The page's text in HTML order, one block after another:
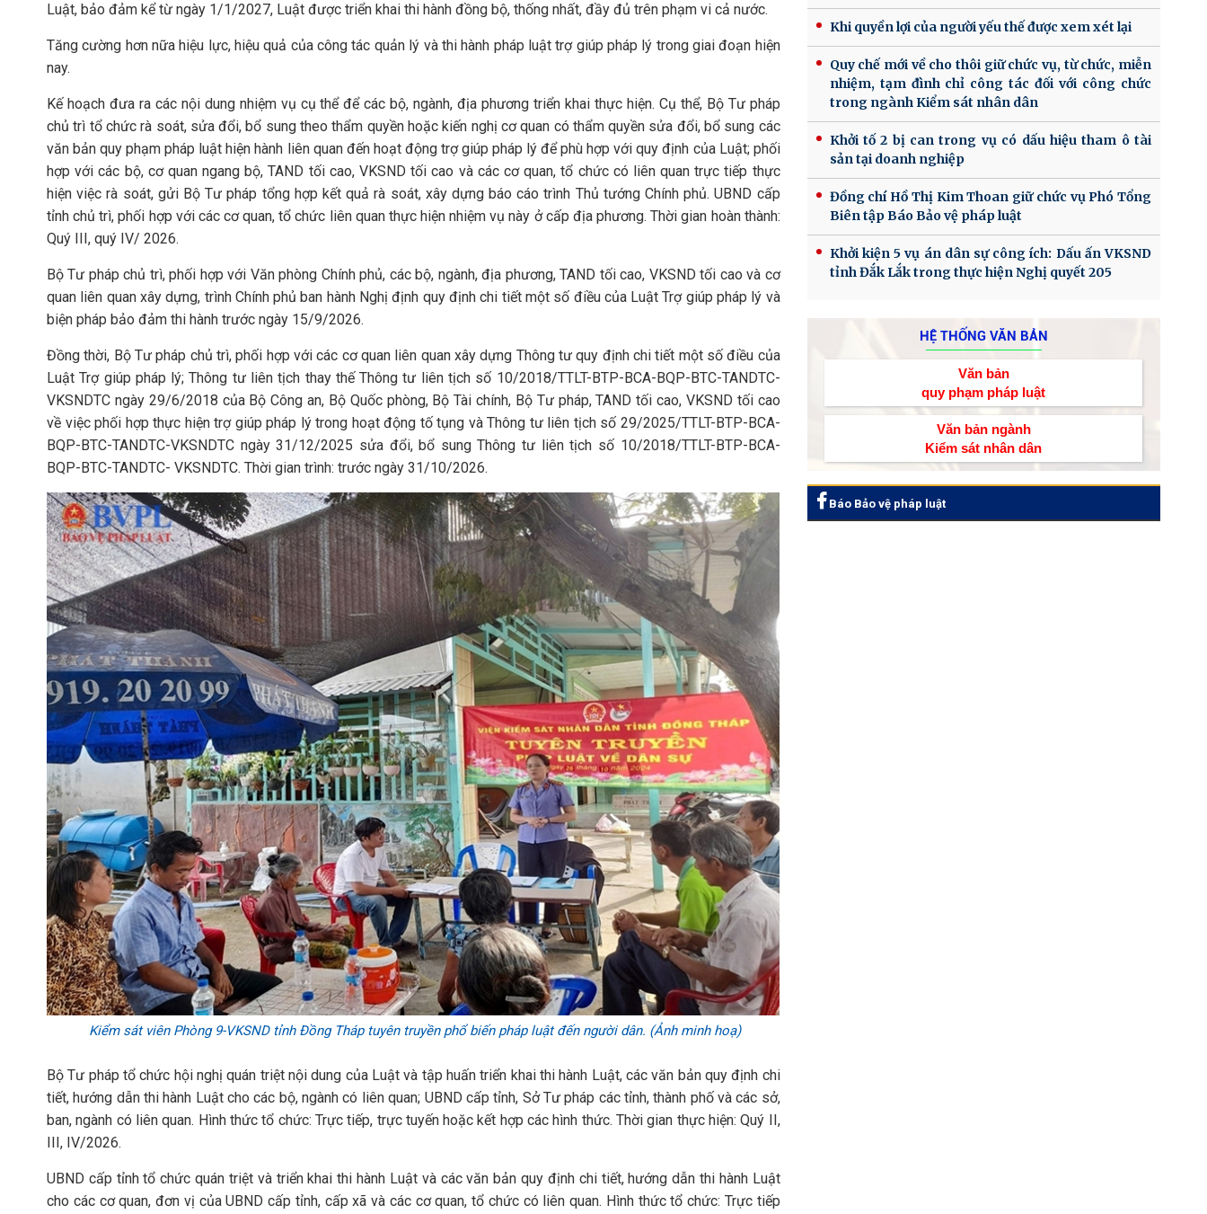
Luật, bảo đảm kể từ ngày 1/1/2027, Luật được triển khai thi hành đồng bộ, thống nhất, đầy đủ trên phạm vi cả nước.
Tăng cường hơn nữa hiệu lực, hiệu quả của công tác quản lý và thi hành pháp luật trợ giúp pháp lý trong giai đoạn hiện
nay.
Kế hoạch đưa ra các nội dung nhiệm vụ cụ thể để các bộ, ngành, địa phương triển khai thực hiện. Cụ thể, Bộ Tư pháp
chủ trì tổ chức rà soát, sửa đổi, bổ sung theo thẩm quyền hoặc kiến nghị cơ quan có thẩm quyền sửa đổi, bổ sung các
văn bản quy phạm pháp luật hiện hành liên quan đến hoạt động trợ giúp pháp lý để phù hợp với quy định của Luật; phối
hợp với các bộ, cơ quan ngang bộ, TAND tối cao, VKSND tối cao và các cơ quan, tổ chức có liên quan trực tiếp thực
hiện việc rà soát, gửi Bộ Tư pháp tổng hợp kết quả rà soát, xây dựng báo cáo trình Thủ tướng Chính phủ. UBND cấp
tỉnh chủ trì, phối hợp với các cơ quan, tổ chức liên quan thực hiện nhiệm vụ này ở cấp địa phương. Thời gian hoàn thành:
Quý III, quý IV/ 2026.
Bộ Tư pháp chủ trì, phối hợp với Văn phòng Chính phủ, các bộ, ngành, địa phương, TAND tối cao, VKSND tối cao và cơ
quan liên quan xây dựng, trình Chính phủ ban hành Nghị định quy định chi tiết một số điều của Luật Trợ giúp pháp lý và
biện pháp bảo đảm thi hành trước ngày 15/9/2026.
Đồng thời, Bộ Tư pháp chủ trì, phối hợp với các cơ quan liên quan xây dựng Thông tư quy định chi tiết một số điều của
Luật Trợ giúp pháp lý; Thông tư liên tịch thay thế Thông tư liên tịch số 10/2018/TTLT-BTP-BCA-BQP-BTC-TANDTC-
VKSNDTC ngày 29/6/2018 của Bộ Công an, Bộ Quốc phòng, Bộ Tài chính, Bộ Tư pháp, TAND tối cao, VKSND tối cao
về việc phối hợp thực hiện trợ giúp pháp lý trong hoạt động tố tụng và Thông tư liên tịch số 29/2025/TTLT-BTP-BCA-
BQP-BTC-TANDTC-VKSNDTC ngày 31/12/2025 sửa đổi, bổ sung Thông tư liên tịch số 10/2018/TTLT-BTP-BCA-
BQP-BTC-TANDTC- VKSNDTC. Thời gian trình: trước ngày 31/10/2026.
Kiểm sát viên Phòng 9-VKSND tỉnh Đồng Tháp tuyên truyền phổ biến pháp luật đến người dân. (Ảnh minh hoạ)
Bộ Tư pháp tổ chức hội nghị quán triệt nội dung của Luật và tập huấn triển khai thi hành Luật, các văn bản quy định chi
tiết, hướng dẫn thi hành Luật cho các bộ, ngành có liên quan; UBND cấp tỉnh, Sở Tư pháp các tỉnh, thành phố và các sở,
ban, ngành có liên quan. Hình thức tổ chức: Trực tiếp, trực tuyến hoặc kết hợp các hình thức. Thời gian thực hiện: Quý II,
III, IV/2026.
UBND cấp tỉnh tổ chức quán triệt và triển khai thi hành Luật và các văn bản quy định chi tiết, hướng dẫn thi hành Luật
cho các cơ quan, đơn vị của UBND cấp tỉnh, cấp xã và các cơ quan, tổ chức có liên quan. Hình thức tổ chức: Trực tiếp
Khi quyền lợi của người yếu thế được xem xét lại
Quy chế mới về cho thôi giữ chức vụ, từ chức, miễn
nhiệm, tạm đình chỉ công tác đối với công chức
trong ngành Kiểm sát nhân dân
Khởi tố 2 bị can trong vụ có dấu hiệu tham ô tài
sản tại doanh nghiệp
Đồng chí Hồ Thị Kim Thoan giữ chức vụ Phó Tổng
Biên tập Báo Bảo vệ pháp luật
Khởi kiện 5 vụ án dân sự công ích: Dấu ấn VKSND
tỉnh Đắk Lắk trong thực hiện Nghị quyết 205
HỆ THỐNG VĂN BẢN
Văn bản
quy phạm pháp luật
Văn bản ngành
Kiểm sát nhân dân
Báo Bảo vệ pháp luật